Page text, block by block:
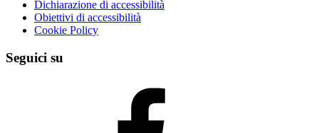
Dichiarazione di accessibilità
Obiettivi di accessibilità
Cookie Policy
Seguici su